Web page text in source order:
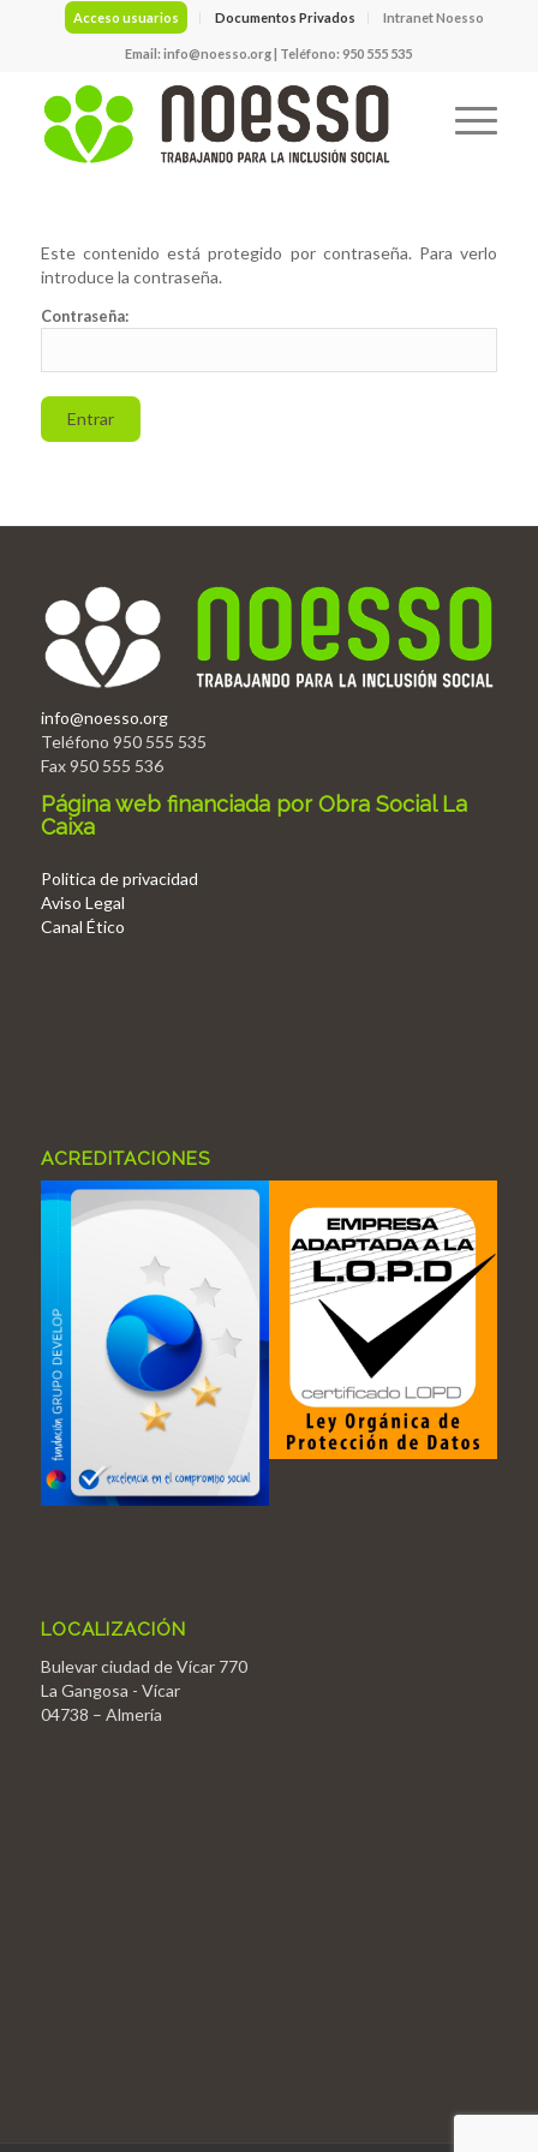
Acceso usuarios Documentos Privados Intranet Noesso
Email:info@noesso.org| Teléfono: 950 555 535
Este contenido está protegido por contraseña. Para verlo
introduce la contraseña.
Contraseña:
info@noesso.org
Teléfono 950 555 535
Fax 950 555 536
Página web financiada por Obra Social La
Caixa
Politica de privacidad
Aviso Legal
Canal Ético
ACREDITACIONES
LOCALIZACIÓN
Bulevar ciudad de Vícar 770
La Gangosa - Vícar
04738 – Almería